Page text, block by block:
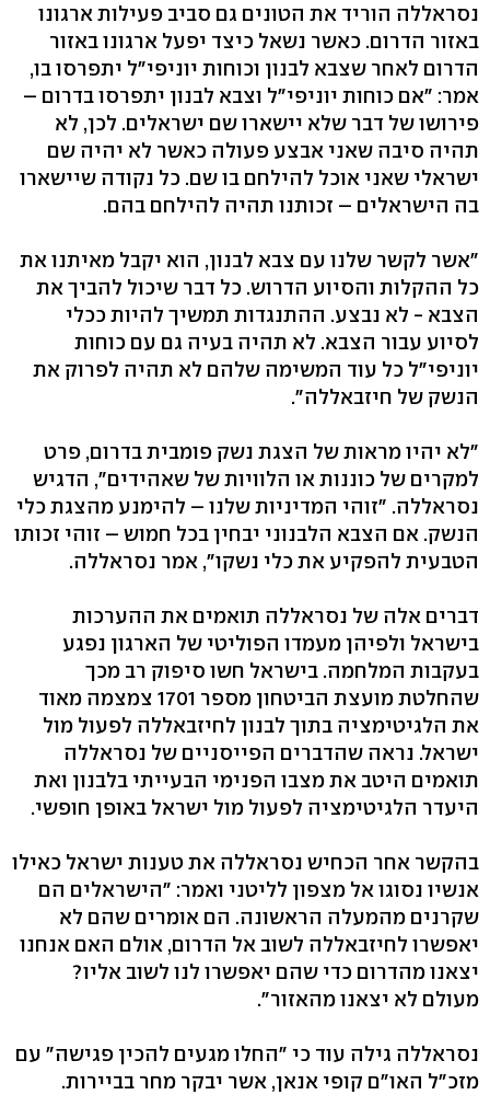
נסראללה הוריד את הטונים גם סביב פעילות ארגונו
באזור הדרום. כאשר נשאל כיצד יפעל ארגונו באזור
הדרום לאחר שצבא לבנון וכוחות יוניפי"ל יתפרסו בו,
אמר: "אם כוחות יוניפי"ל וצבא לבנון יתפרסו בדרום –
פירושו של דבר שלא יישארו שם ישראלים. לכן, לא
תהיה סיבה שאני אבצע פעולה כאשר לא יהיה שם
ישראלי שאני אוכל להילחם בו שם. כל נקודה שיישארו
בה הישראלים – זכותנו תהיה להילחם בהם.
"אשר לקשר שלנו עם צבא לבנון, הוא יקבל מאיתנו את
כל ההקלות והסיוע הדרוש. כל דבר שיכול להביך את
הצבא - לא נבצע. ההתנגדות תמשיך להיות ככלי
לסיוע עבור הצבא. לא תהיה בעיה גם עם כוחות
יוניפי"ל כל עוד המשימה שלהם לא תהיה לפרוק את
הנשק של חיזבאללה".
"לא יהיו מראות של הצגת נשק פומבית בדרום, פרט
למקרים של כוננות או הלוויות של שאהידים", הדגיש
נסראללה. "זוהי המדיניות שלנו – להימנע מהצגת כלי
הנשק. אם הצבא הלבנוני יבחין בכל חמוש – זוהי זכותו
הטבעית להפקיע את כלי נשקו", אמר נסראללה.
דברים אלה של נסראללה תואמים את ההערכות
בישראל ולפיהן מעמדו הפוליטי של הארגון נפגע
בעקבות המלחמה. בישראל חשו סיפוק רב מכך
שהחלטת מועצת הביטחון מספר 1701 צמצמה מאוד
את הלגיטימציה בתוך לבנון לחיזבאללה לפעול מול
ישראל. נראה שהדברים הפייסניים של נסראללה
תואמים היטב את מצבו הפנימי הבעייתי בלבנון ואת
היעדר הלגיטימציה לפעול מול ישראל באופן חופשי.
בהקשר אחר הכחיש נסראללה את טענות ישראל כאילו
אנשיו נסוגו אל מצפון לליטני ואמר: "הישראלים הם
שקרנים מהמעלה הראשונה. הם אומרים שהם לא
יאפשרו לחיזבאללה לשוב אל הדרום, אולם האם אנחנו
יצאנו מהדרום כדי שהם יאפשרו לנו לשוב אליו?
מעולם לא יצאנו מהאזור".
נסראללה גילה עוד כי "החלו מגעים להכין פגישה" עם
מזכ"ל האו"ם קופי אנאן, אשר יבקר מחר בביירות.